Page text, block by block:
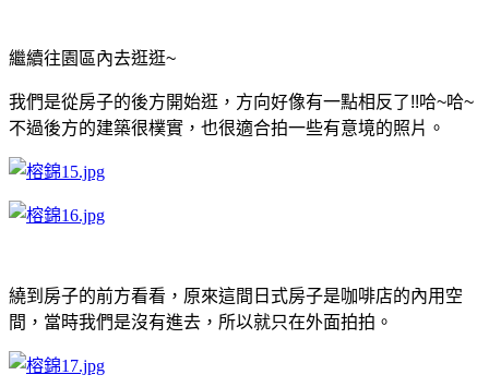
繼續往園區內去逛逛~
我們是從房子的後方開始逛，方向好像有一點相反了!!哈~哈~
不過後方的建築很樸實，也很適合拍一些有意境的照片。
繞到房子的前方看看，原來這間日式房子是咖啡店的內用空
間，當時我們是沒有進去，所以就只在外面拍拍。